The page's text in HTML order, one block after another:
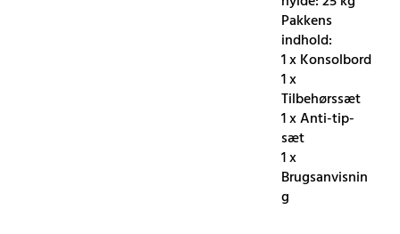
Pakkens
indhold:
1 x Konsolbord
1 x
Tilbehørssæt
1 x Anti-tip-
sæt
1 x
Brugsanvisnin
g